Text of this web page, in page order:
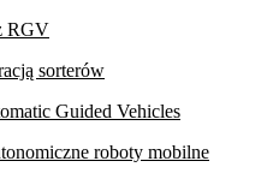
RGV
sorterów
Guided Vehicles
roboty mobilne